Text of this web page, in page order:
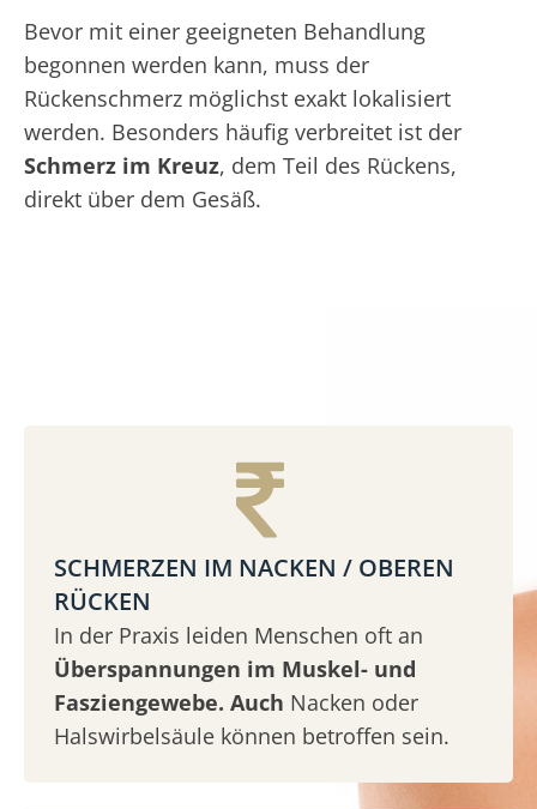
Bevor mit einer geeigneten Behandlung
begonnen werden kann, muss der
Rückenschmerz möglichst exakt lokalisiert
werden. Besonders häufig verbreitet ist der
Schmerz im Kreuz, dem Teil des Rückens,
direkt über dem Gesäß.
SCHMERZEN IM NACKEN / OBEREN
RÜCKEN
In der Praxis leiden Menschen oft an
Überspannungen im Muskel- und
Fasziengewebe. Auch Nacken oder
Halswirbelsäule können betroffen sein.